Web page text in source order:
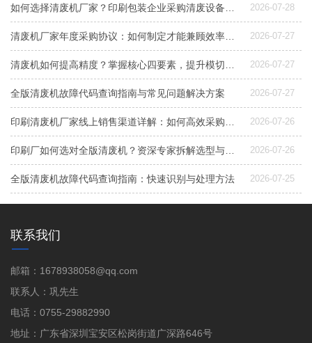
2026-07-28
2026-07-27
2026-07-27
全版清废机故障代码查询指南与常见问题解决方案 2026-07-27
2026-07-26
2026-07-26
全版清废机故障代码查询指南：快速识别与处理方法 2026-07-25
联系我们
邮箱：1678938058@qq.com
联系人：巩先生
电话：0755-29882990
地址：广东省深圳宝安区松岗街道广深路646号